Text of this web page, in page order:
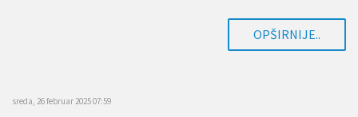
OPŠIRNIJE..
sreda, 26 februar 2025 07:59